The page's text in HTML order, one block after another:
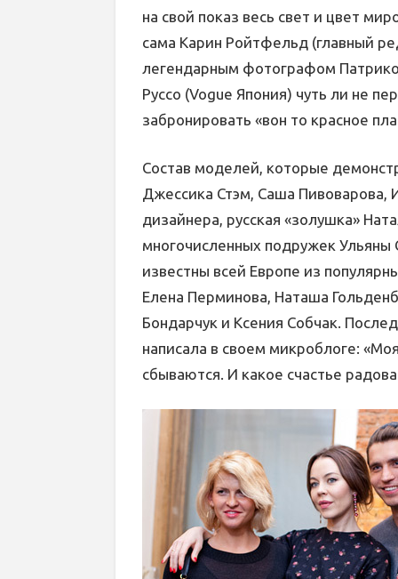
на свой показ весь свет и цвет
сама Карин Ройтфельд (главный
легендарным фотографом
Руссо (Vogue Япония) чуть ли не
забронировать «вон то красное
Состав моделей, которые
Джессика Стэм, Саша Пивоварова,
дизайнера, русская «золушка»
многочисленных подружек Ульяны
известны всей Европе из
Елена Перминова, Наташа
Бондарчук и Ксения Собчак.
написала в своем микроблоге:
сбываются. И какое счастье